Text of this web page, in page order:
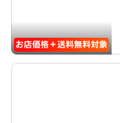
お店価格＋送料無料対象